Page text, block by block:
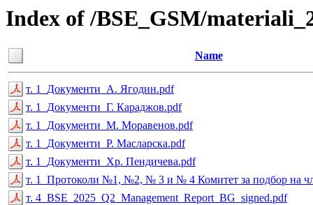
Index of /BSE_GSM/
Name
т. 1_Документи_А. Ягодин.pdf
т. 1_Документи_Г. Караджов.pdf
т. 1_Документи_М. Моравенов.pdf
т. 1_Документи_Р. Масларска.pdf
т. 1_Документи_Хр. Пендичева.pdf
т. 1_Протоколи №1, №2, № 3 и № 4 Комитет за подбор на
т. 4_BSE_2025_Q2_Management_Report_BG_signed.pdf